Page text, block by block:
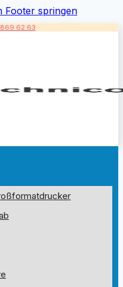
Footer springen
869 62 63